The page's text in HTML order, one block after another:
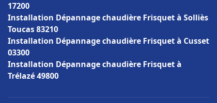
17200
Installation Dépannage chaudière Frisquet à Solliès
Toucas 83210
Installation Dépannage chaudière Frisquet à Cusset
03300
Installation Dépannage chaudière Frisquet à
Trélazé 49800